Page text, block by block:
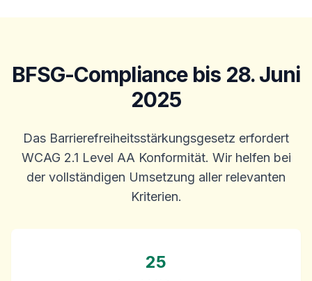
BFSG-Compliance bis 28. Juni
2025
Das Barrierefreiheitsstärkungsgesetz erfordert
WCAG 2.1 Level AA Konformität. Wir helfen bei
der vollständigen Umsetzung aller relevanten
Kriterien.
25